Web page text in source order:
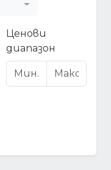
Ценови
диапазон